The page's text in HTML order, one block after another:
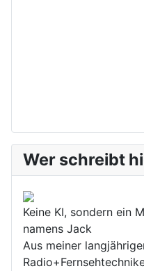
Wer schreibt
Keine KI, sondern ein
namens Jack
Aus meiner